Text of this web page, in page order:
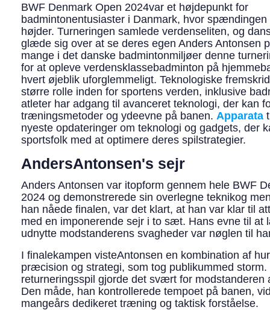
BWF Denmark Open 2024var et højdepunkt for
badmintonentusiaster i Danmark, hvor spændingen
højder. Turneringen samlede verdenseliten, og
glæde sig over at se deres egen Anders Antonsen
mange i det danske badmintonmiljøer denne
for at opleve verdensklassebadminton på
hvert øjeblik uforglemmeligt. Teknologiske
større rolle inden for sportens verden, inklusive
atleter har adgang til avanceret teknologi, der kan
træningsmetoder og ydeevne på banen. Apparata
nyeste opdateringer om teknologi og gadgets, der
sportsfolk med at optimere deres spilstrategier.
AndersAntonsen's sejr
Anders Antonsen var itopform gennem hele BWF
2024 og demonstrerede sin overlegne teknikog
han nåede finalen, var det klart, at han var klar til
med en imponerende sejr i to sæt. Hans evne til at
udnytte modstanderens svagheder var nøglen til
I finalekampen visteAntonsen en kombination af
præcision og strategi, som tog publikummed
returneringsspil gjorde det svært for
Den måde, han kontrollerede tempoet på banen,
mangeårs dedikeret træning og taktisk forståelse.